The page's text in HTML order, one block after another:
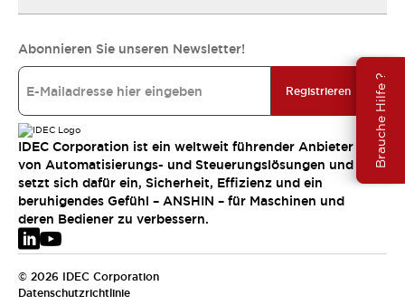
Brauche Hilfe ?
Abonnieren Sie unseren Newsletter!
Registrieren
IDEC Corporation ist ein weltweit führender Anbieter
von Automatisierungs- und Steuerungslösungen und
setzt sich dafür ein, Sicherheit, Effizienz und ein
beruhigendes Gefühl – ANSHIN – für Maschinen und
deren Bediener zu verbessern.
© 2026 IDEC Corporation
Datenschutzrichtlinie